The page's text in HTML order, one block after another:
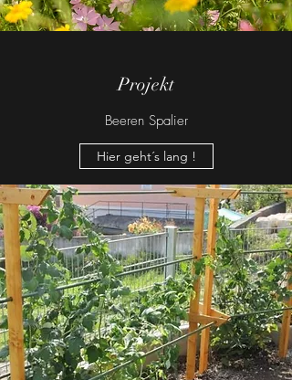
Projekt
Beeren Spalier
Hier geht´s lang !